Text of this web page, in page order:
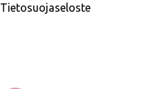
Tietosuojaseloste